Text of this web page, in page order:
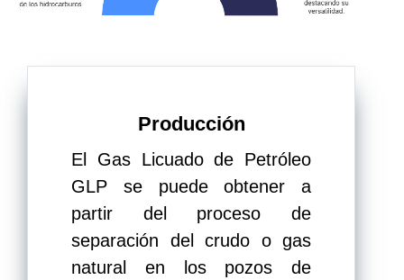
Producción
El Gas Licuado de Petróleo
GLP se puede obtener a
partir del proceso de
separación del crudo o gas
natural en los pozos de